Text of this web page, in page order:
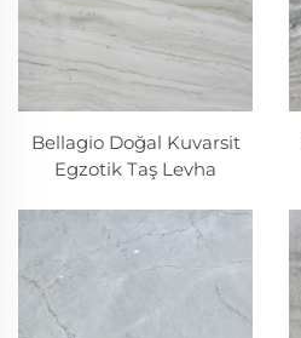
Bellagio Doğal Kuvarsit
Egzotik Taş Levha